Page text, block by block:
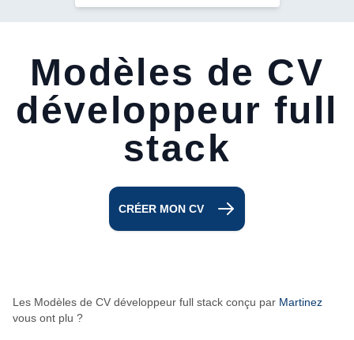
Modèles de CV
développeur full
stack
CRÉER MON CV
Les Modèles de CV développeur full stack conçu par Martinez
vous ont plu ?